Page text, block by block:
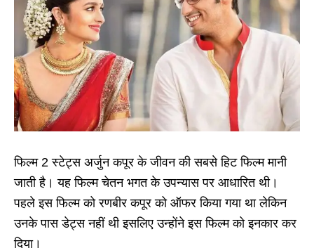
फिल्म 2 स्टेट्स अर्जुन कपूर के जीवन की सबसे हिट फिल्म मानी
जाती है। यह फिल्म चेतन भगत के उपन्यास पर आधारित थी।
पहले इस फिल्म को रणबीर कपूर को ऑफर किया गया था लेकिन
उनके पास डेट्स नहीं थी इसलिए उन्होंने इस फिल्म को इनकार कर
दिया।